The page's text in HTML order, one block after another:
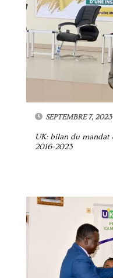
SEPTEMBRE 7, 2023
UK: bilan du mandat
2016-2023